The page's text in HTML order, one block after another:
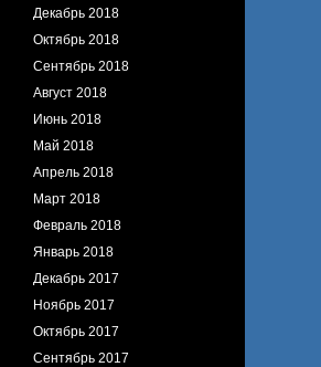
Декабрь 2018
Октябрь 2018
Сентябрь 2018
Август 2018
Июнь 2018
Май 2018
Апрель 2018
Март 2018
Февраль 2018
Январь 2018
Декабрь 2017
Ноябрь 2017
Октябрь 2017
Сентябрь 2017